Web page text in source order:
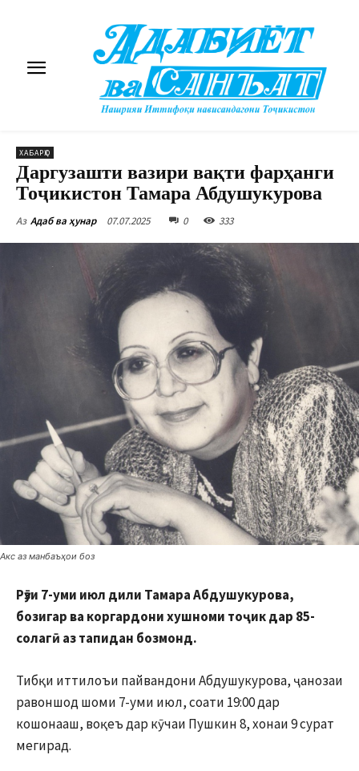
ХАБАРҲО
Даргузашти вазири вақти фарҳанги
Тоҷикистон Тамара Абдушукурова
Аз Адаб ва ҳунар 07.07.2025 0 333
Акс аз манбаъҳои боз
Рӯзи 7-уми июл дили Тамара Абдушукурова,
бозигар ва коргардони хушноми тоҷик дар 85-
солагӣ аз тапидан бозмонд.
Тибқи иттилоъи пайвандони Абдушукурова, ҷанозаи
равоншод шоми 7-уми июл, соати 19:00 дар
кошонааш, воқеъ дар кӯчаи Пушкин 8, хонаи 9 сурат
мегирад.